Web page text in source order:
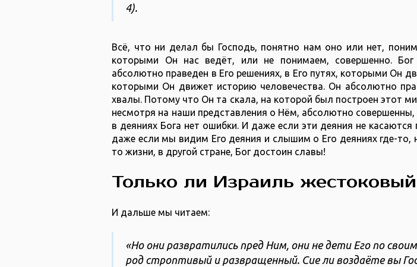
4).
Всё, что ни делал бы Господь, понятно нам оно или нет,
которыми Он нас ведёт, или не понимаем, совершенно. Бог
абсолютно праведен в Его решениях, в Его путях, которыми Он
которыми Он движет историю человечества. Он абсолютно
хвалы. Потому что Он та скала, на которой был построен этот
несмотря на наши представления о Нём, абсолютно совершенны,
в деяниях Бога нет ошибки. И даже если эти деяния не касаются
даже если мы видим Его деяния и слышим о Его деяниях где-то,
то жизни, в другой стране, Бог достоин славы!
Только ли Израиль
И дальше мы читаем:
«Но они развратились пред Ним, они не дети Его по
род строптивый и развращенный. Сие ли воздаёте вы